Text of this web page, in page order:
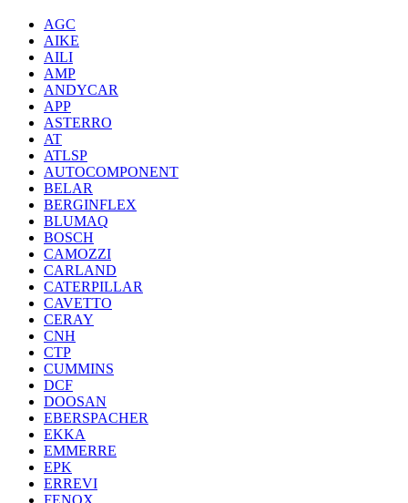
AGC
AIKE
AILI
AMP
ANDYCAR
APP
ASTERRO
AT
ATLSP
AUTOCOMPONENT
BELAR
BERGINFLEX
BLUMAQ
BOSCH
CAMOZZI
CARLAND
CATERPILLAR
CAVETTO
CERAY
CNH
CTP
CUMMINS
DCF
DOOSAN
EBERSPACHER
EKKA
EMMERRE
EPK
ERREVI